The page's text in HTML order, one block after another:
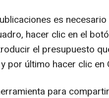
es
hacer clic en el
el presupuesto
por último hacer clic en
para